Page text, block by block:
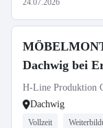
24.07.2026
Dachwig bei
H-Line Produktion
Dachwig
Vollzeit